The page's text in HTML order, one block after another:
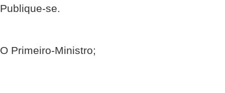
Publique-se.
O Primeiro-Ministro;